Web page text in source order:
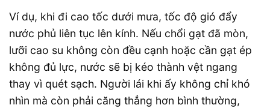
Ví dụ, khi đi cao tốc dưới mưa, tốc độ gió đẩy
nước phủ liên tục lên kính. Nếu chổi gạt đã mòn,
lưỡi cao su không còn đều cạnh hoặc cần gạt ép
không đủ lực, nước sẽ bị kéo thành vệt ngang
thay vì quét sạch. Người lái khi ấy không chỉ khó
nhìn mà còn phải căng thẳng hơn bình thường,